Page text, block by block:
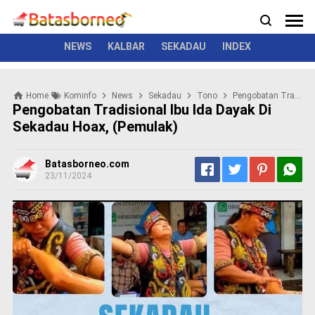
N
e
s
o
l
i
k
r
i
m
i
n
a
l
NEWS KALBAR SEKADAU INDEX
News Kriminal Seremonial
Home Kominfo News Sekadau Tono Pengobatan Tradisional Ibu Ida Dayak Di Sekadau Hoax, (Pemulak)
Pengobatan Tradisional Ibu Ida Dayak Di
Sekadau Hoax, (Pemulak)
Batasborneo.com
23/11/2024